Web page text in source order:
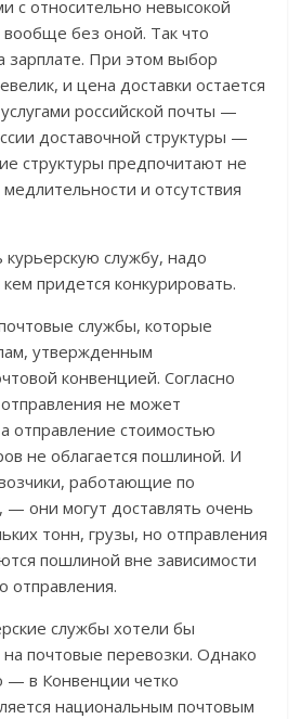
с относительно невысокой
без оной. Так что
зарплате. При этом выбор
и цена доставки остается
российской почты —
доставочной структуры —
структуры предпочитают не
и отсутствия
службу, надо
кем придется конкурировать.
службы, которые
утвержденным
конвенцией. Согласно
не может
отправление стоимостью
не облагается пошлиной. И
работающие по
— они могут доставлять очень
тонн, грузы, но отправления
пошлиной вне зависимости
отправления.
службы хотели бы
почтовые перевозки. Однако
— в Конвенции четко
национальным почтовым